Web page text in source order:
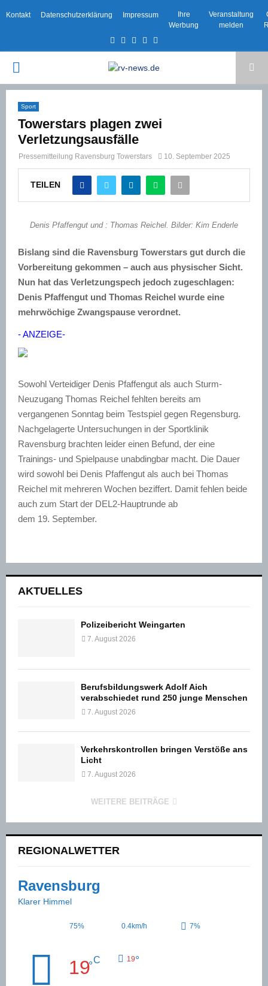
Kontakt Datenschutzerklärung Impressum
Ihre
Werbung
Veranstaltung
melden
Facebook
TwitterInstagram
Email
PRIMARY
MENU
Sport
Towerstars plagen zwei
Verletzungsausfälle
Pressemitteilung Ravensburg Towerstars 10. September 2025
TEILEN
Denis Pfaffengut und : Thomas Reichel. Bilder: Kim Enderle
Bislang sind die Ravensburg Towerstars gut durch die
Vorbereitung gekommen – auch aus physischer Sicht.
Nun hat das Verletzungspech jedoch zugeschlagen:
Denis Pfaffengut und Thomas Reichel wurde eine
mehrwöchige Zwangspause verordnet.
- ANZEIGE-
Sowohl Verteidiger Denis Pfaffengut als auch Sturm-
Neuzugang Thomas Reichel fehlten bereits am
vergangenen Sonntag beim Testspiel gegen Regensburg.
Nachgelagerte Untersuchungen in der Sportklinik
Ravensburg brachten leider einen Befund, der eine
Trainings- und Spielpause unabdingbar macht. Die Dauer
wird sowohl bei Denis Pfaffengut als auch bei Thomas
Reichel mit mehreren Wochen beziffert. Damit fehlen beide
auch zum Start der DEL2-Hauptrunde ab
dem 19. September.
AKTUELLES
Polizeibericht Weingarten
7. August 2026
Berufsbildungswerk Adolf Aich
verabschiedet rund 250 junge Menschen
7. August 2026
Verkehrskontrollen bringen Verstöße ans
Licht
7. August 2026
WEITERE BEITRÄGE
REGIONALWETTER
Ravensburg
Klarer Himmel
75% 0.4km/h 7%
19°C 19°